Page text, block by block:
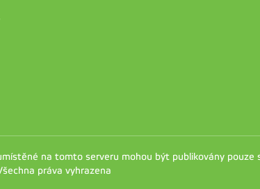
na tomto serveru mohou být publikovány pouze
práva vyhrazena